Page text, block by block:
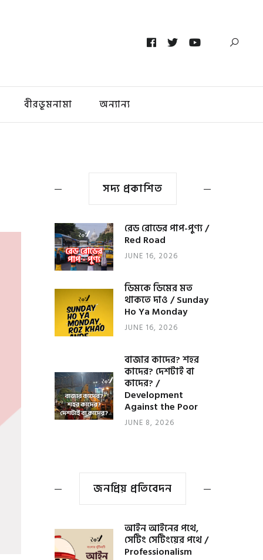
বীরভূমনামা অন্যান্য
সদ্য প্রকাশিত
রেড রোডের পাপ-পুণ্য /
Red Road
JUNE 16, 2026
ডিমকে ডিমের মত
থাকতে দাও / Sunday
Ho Ya Monday
JUNE 16, 2026
বাজার কাদের? শহর
কাদের? দেশটাই বা
কাদের? /
Development
Against the Poor
JUNE 8, 2026
জনপ্রিয় প্রতিবেদন
আইন আইনের পথে,
সেটিং সেটিংয়ের পথে /
Professionalism